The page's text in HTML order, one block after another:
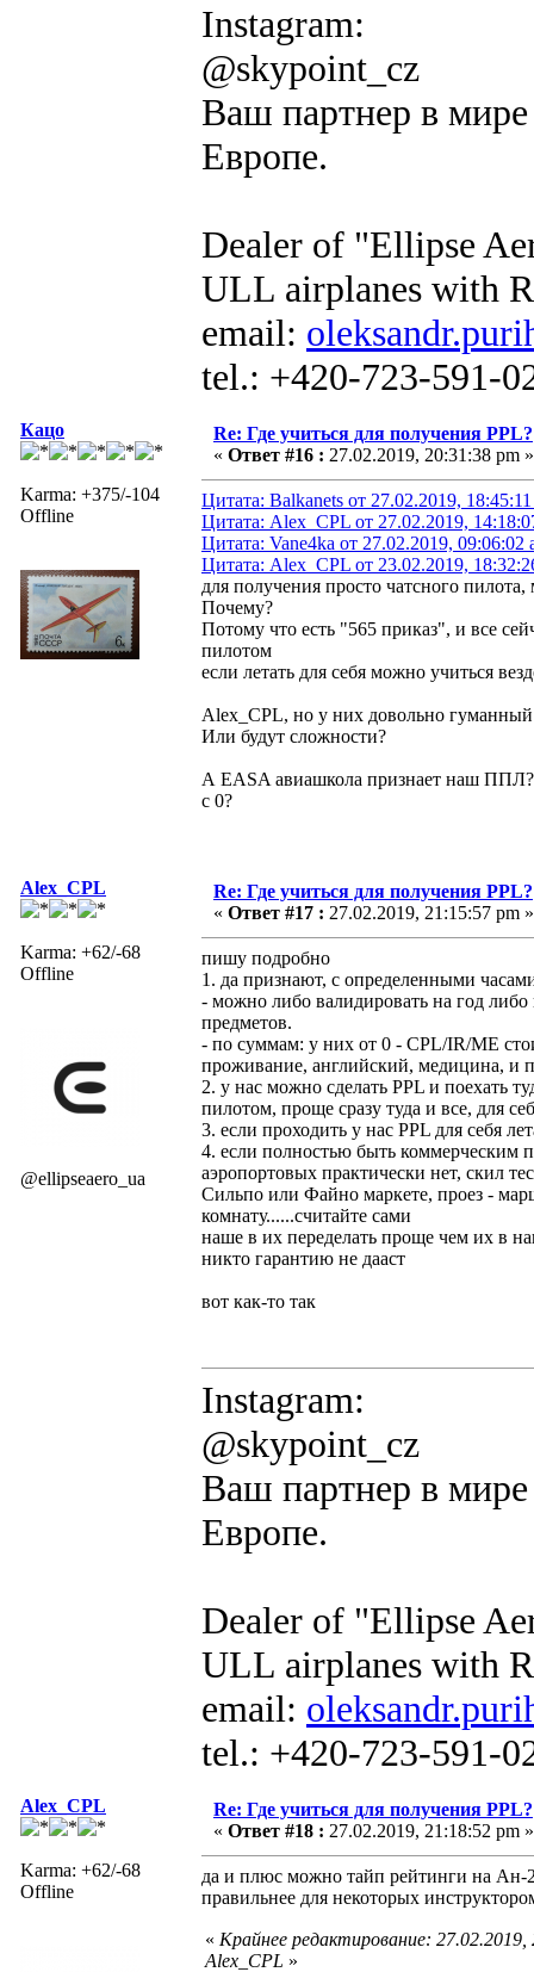
Instagram:
@skypoint_cz
Ваш партнер в
Европе.
Dealer of "Ellipse
ULL airplanes with
email:
tel.: +420-723-591-
Кацо
Karma: +375/-104
Offline
Re: Где учиться для получения PPL?
« Ответ #16 : 27.02.2019, 20:31:38 pm »
Цитата: Balkanets от 27.02.2019,
Цитата: Alex_CPL от 27.02.2019,
Цитата: Vane4ka от 27.02.2019, 09:06:02
Цитата: Alex_CPL от 23.02.2019,
для получения просто чатсного
Почему?
Потому что есть "565 приказ", и все
пилотом
если летать для себя можно учиться
Alex_CPL, но у них довольно
Или будут сложности?
А EASA авиашкола признает наш
с 0?
Alex_CPL
Karma: +62/-68
Offline
@ellipseaero_ua
Re: Где учиться для получения PPL?
« Ответ #17 : 27.02.2019, 21:15:57 pm »
пишу подробно
1. да признают, с определенными
- можно либо валидировать на год либо
предметов.
- по суммам: у них от 0 - CPL/IR/ME
проживание, английский, медицина, и
2. у нас можно сделать PPL и поехать
пилотом, проще сразу туда и все, для
3. если проходить у нас PPL для себя
4. если полностью быть коммерческим
аэропортовых практически нет, скил
Сильпо или Файно маркете, проез -
комнату......считайте сами
наше в их переделать проще чем их в
никто гарантию не дааст
вот как-то так
Instagram:
@skypoint_cz
Ваш партнер в
Европе.
Dealer of "Ellipse
ULL airplanes with
email:
tel.: +420-723-591-
Alex_CPL
Karma: +62/-68
Offline
Re: Где учиться для получения PPL?
« Ответ #18 : 27.02.2019, 21:18:52 pm »
да и плюс можно тайп рейтинги на
правильнее для некоторых
« Крайнее редактирование:
Alex_CPL »